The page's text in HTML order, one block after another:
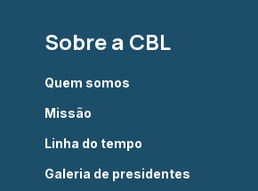
Sobre a CBL
Quem somos
Missão
Linha do tempo
Galeria de presidentes